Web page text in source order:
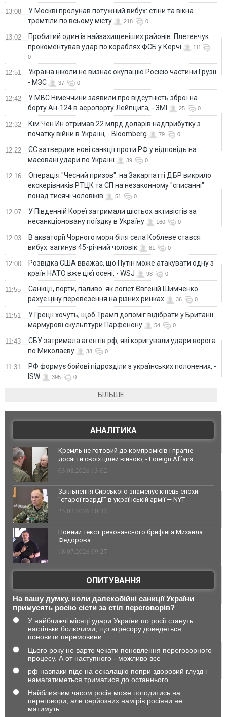
13:08
У Москві пролунав потужний вибух: стіни та вікна
тремтіли по всьому місту
218 0
13:02
Пробитий один із найзахищеніших районів: Плетенчук
прокоментував удар по кораблях ФСБ у Керчі
111
0
12:51
Україна ніколи не визнає окупацію Росією частини Грузії
- МЗС
37 0
12:42
У МВС Німеччини заявили про відсутність зброї на
борту Ан-124 в аеропорту Лейпцига, - ЗМІ
25 0
12:32
Кім Чен Ин отримав 22 млрд доларів надприбутку з
початку війни в Україні, - Bloomberg
79 0
12:22
ЄС затвердив нові санкції проти РФ у відповідь на
масовані удари по Україні
39 0
12:16
Операція "Чесний призов": на Закарпатті ДБР викрило
екскерівників РТЦК та СП на незаконному "списанні"
понад тисячі чоловіків
51 0
12:07
У Південній Кореї затримали шістьох активістів за
несанкціоновану поїздку в Україну
160 0
12:03
В акваторії Чорного моря біля села Коблеве стався
вибух: загинув 45-річний чоловік
81 0
12:00
Розвідка США вважає, що Путін може атакувати одну з
країн НАТО вже цієї осені, - WSJ
98 0
11:55
Санкції, порти, паливо: як логіст Євгеній Шимченко
рахує ціну перевезення на різних ринках
36 0
11:51
У Греції хочуть, щоб Трамп допоміг відібрати у Британії
мармурові скульптури Парфенону
54 0
11:43
СБУ затримала агентів рф, які коригували удари ворога
по Миколаєву
38 0
11:31
РФ формує бойові підрозділи з українських полонених, -
ISW
395 0
БІЛЬШЕ
АНАЛІТИКА
Кремль не готовий до компромісів і прагне
досягти своїх цілей війною, - Foreign Affairs
03.08.2026 13:02
Звільнення Сирського знаменує кінець епохи
"старої гвардії" в українській армії — NYT
23.07.2026 10:32
Повний текст резонансного брифінга Михайла
Федорова
18.07.2026 09:27
ОПИТУВАННЯ
На вашу думку, коли далекобійні санкції України
примусять росію сісти за стіл переговорів?
У найближчі місяці удари України по росії стануть
настільки болючими, що агресору доведеться
поновити перемовини
Цього року не варто чекати поновлення переговорного
процесу. А от наступного - можливо все
рф навпаки піде на ескалацію попри здоровий глузд і
намагатиметься триматися до останнього
Найближчим часом росія може погодитись на
переговори, але серйозних намірів росіяни не
матимуть